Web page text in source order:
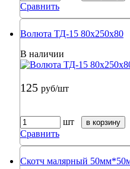
Сравнить
Волюта ТД-15 80х250х80
В наличии
125 руб/шт
шт в корзину
Сравнить
Скотч малярный